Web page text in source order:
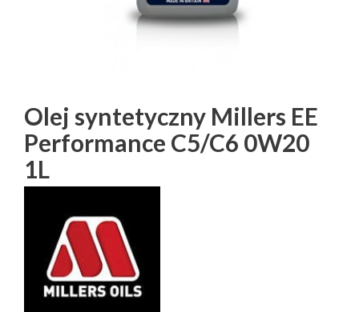
Olej syntetyczny Millers EE
Performance C5/C6 0W20
1L